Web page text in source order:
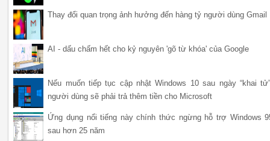
Thay đổi quan trọng ảnh hưởng đến hàng tỷ người dùng Gmail
AI - dấu chấm hết cho kỷ nguyên 'gõ từ khóa' của Google
Nếu muốn tiếp tục cập nhật Windows 10 sau ngày “khai
người dùng sẽ phải trả thêm tiền cho Microsoft
Ứng dụng nổi tiếng này chính thức ngừng hỗ trợ Windows
sau hơn 25 năm